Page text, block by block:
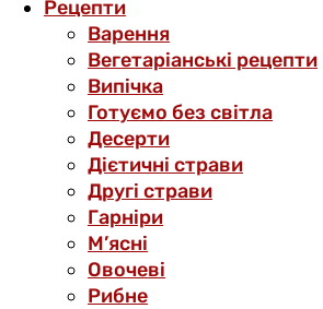
Рецепти
Варення
Вегетаріанські рецепти
Випічка
Готуємо без світла
Десерти
Дієтичні страви
Другі страви
Гарніри
М’ясні
Овочеві
Рибне